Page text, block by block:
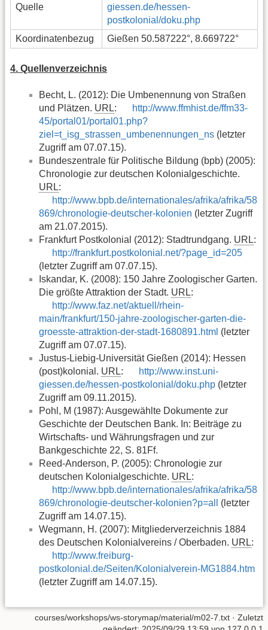
Quelle
giessen.de/hessen-
postkolonial/doku.php
Koordinatenbezug
Gießen 50.587222°, 8.669722°
4. Quellenverzeichnis
Becht, L. (2012): Die Umbenennung von Straßen
und Plätzen. URL:
http://www.ffmhist.de/ffm33-
45/portal01/portal01.php?
ziel=t_isg_strassen_umbenennungen_ns (letzter
Zugriff am 07.07.15).
Bundeszentrale für Politische Bildung (bpb) (2005):
Chronologie zur deutschen Kolonialgeschichte.
URL:
http://www.bpb.de/internationales/afrika/afrika/58
869/chronologie-deutscher-kolonien (letzter Zugriff
am 21.07.2015).
Frankfurt Postkolonial (2012): Stadtrundgang. URL:
http://frankfurt.postkolonial.net/?page_id=205
(letzter Zugriff am 07.07.15).
Iskandar, K. (2008): 150 Jahre Zoologischer Garten.
Die größte Attraktion der Stadt. URL:
http://www.faz.net/aktuell/rhein-
main/frankfurt/150-jahre-zoologischer-garten-die-
groesste-attraktion-der-stadt-1680891.html (letzter
Zugriff am 07.07.15).
Justus-Liebig-Universität Gießen (2014): Hessen
(post)kolonial. URL:
http://www.inst.uni-
giessen.de/hessen-postkolonial/doku.php (letzter
Zugriff am 09.11.2015).
Pohl, M (1987): Ausgewählte Dokumente zur
Geschichte der Deutschen Bank. In: Beiträge zu
Wirtschafts- und Währungsfragen und zur
Bankgeschichte 22, S. 81Ff.
Reed-Anderson, P. (2005): Chronologie zur
deutschen Kolonialgeschichte. URL:
http://www.bpb.de/internationales/afrika/afrika/58
869/chronologie-deutscher-kolonien?p=all
(letzter
Zugriff am 14.07.15).
Wegmann, H. (2007): Mitgliederverzeichnis 1884
des Deutschen Kolonialvereins / Oberbaden. URL:
http://www.freiburg-
postkolonial.de/Seiten/Kolonialverein-MG1884.htm
(letzter Zugriff am 14.07.15).
courses/workshops/ws-storymap/material/m02-7.txt · Zuletzt